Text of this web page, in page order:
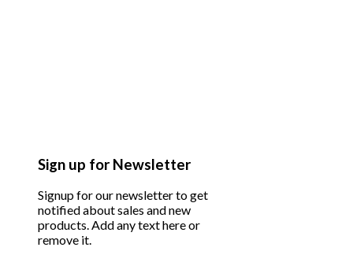
Sign up for Newsletter
Signup for our newsletter to get
notified about sales and new
products. Add any text here or
remove it.